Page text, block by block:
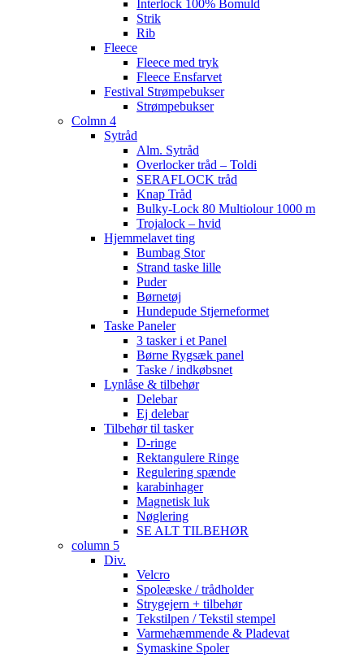
Interlock 100% Bomuld
Strik
Rib
Fleece
Fleece med tryk
Fleece Ensfarvet
Festival Strømpebukser
Strømpebukser
Colmn 4
Sytråd
Alm. Sytråd
Overlocker tråd – Toldi
SERAFLOCK tråd
Knap Tråd
Bulky-Lock 80 Multiolour 1000 m
Trojalock – hvid
Hjemmelavet ting
Bumbag Stor
Strand taske lille
Puder
Børnetøj
Hundepude Stjerneformet
Taske Paneler
3 tasker i et Panel
Børne Rygsæk panel
Taske / indkøbsnet
Lynlåse & tilbehør
Delebar
Ej delebar
Tilbehør til tasker
D-ringe
Rektangulere Ringe
Regulering spænde
karabinhager
Magnetisk luk
Nøglering
SE ALT TILBEHØR
column 5
Div.
Velcro
Spoleæske / trådholder
Strygejern + tilbehør
Tekstilpen / Tekstil stempel
Varmehæmmende & Pladevat
Symaskine Spoler